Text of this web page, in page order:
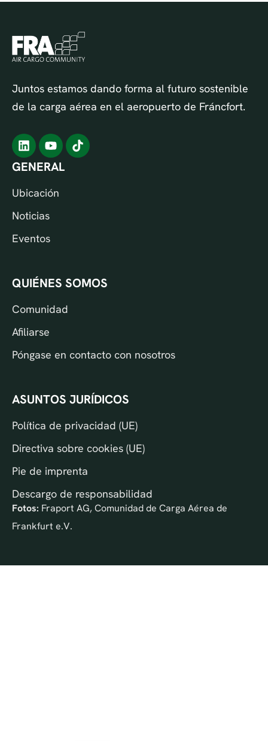
Juntos estamos dando forma al futuro sostenible
de la carga aérea en el aeropuerto de Fráncfort.
GENERAL
Ubicación
Noticias
Eventos
QUIÉNES SOMOS
Comunidad
Afiliarse
Póngase en contacto con nosotros
ASUNTOS JURÍDICOS
Política de privacidad (UE)
Directiva sobre cookies (UE)
Pie de imprenta
Descargo de responsabilidad
Fotos: Fraport AG, Comunidad de Carga Aérea de
Frankfurt e.V.